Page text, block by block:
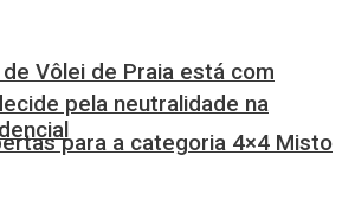
de Vôlei de Praia está com
para a categoria 4×4 Misto
pela neutralidade na